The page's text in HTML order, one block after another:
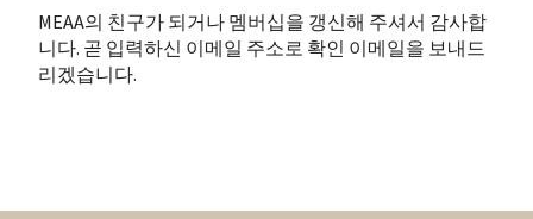
MEAA의 친구가 되거나 멤버십을 갱신해 주셔서 감사합
니다. 곧 입력하신 이메일 주소로 확인 이메일을 보내드
리겠습니다.